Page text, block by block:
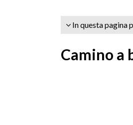
In questa pagina
Camino a